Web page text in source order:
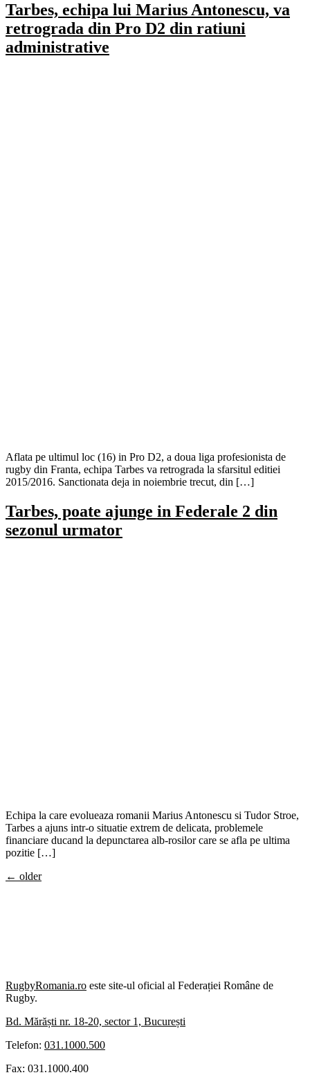
Tarbes, echipa lui Marius Antonescu, va
retrograda din Pro D2 din ratiuni
administrative
Aflata pe ultimul loc (16) in Pro D2, a doua liga profesionista de
rugby din Franta, echipa Tarbes va retrograda la sfarsitul editiei
2015/2016. Sanctionata deja in noiembrie trecut, din […]
Tarbes, poate ajunge in Federale 2 din
sezonul urmator
Echipa la care evolueaza romanii Marius Antonescu si Tudor Stroe,
Tarbes a ajuns intr-o situatie extrem de delicata, problemele
financiare ducand la depunctarea alb-rosilor care se afla pe ultima
pozitie […]
← older
RugbyRomania.ro este site-ul oficial al Federației Române de
Rugby.
Bd. Mărăști nr. 18-20, sector 1, București
Telefon: 031.1000.500
Fax: 031.1000.400